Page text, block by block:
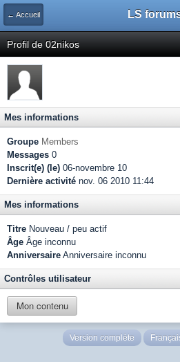
← Accueil LS
Profil de 02nikos
Mes informations
Groupe Members
Messages 0
Inscrit(e) (le) 06-novembre 10
Dernière activité nov. 06 2010 11:44
Mes informations
Titre Nouveau / peu actif
Âge Âge inconnu
Anniversaire Anniversaire inconnu
Contrôles utilisateur
Mon contenu
Version complète